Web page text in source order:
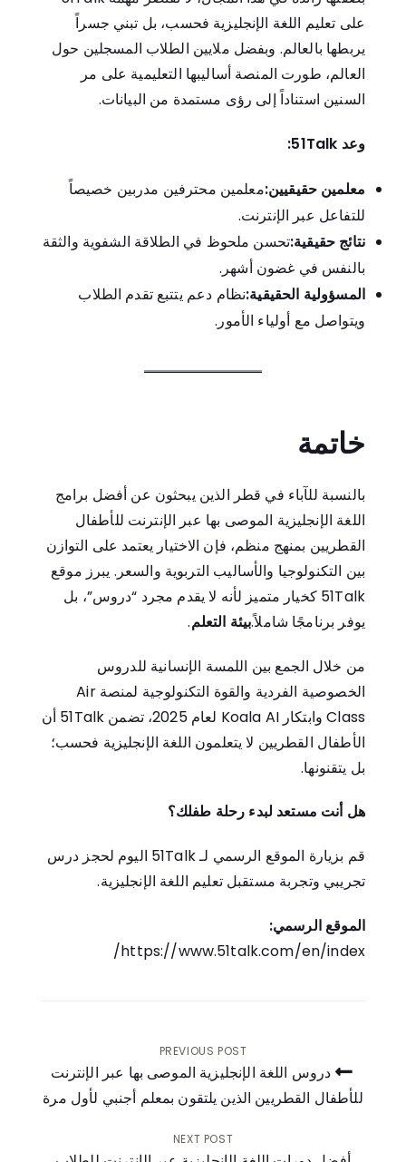
على تعليم اللغة الإنجليزية فحسب، بل تبني جسراً
يربطها بالعالم. وبفضل ملايين الطلاب المسجلين حول
العالم، طورت المنصة أساليبها التعليمية على مر
السنين استناداً إلى رؤى مستمدة من البيانات.
وعد 51Talk:
معلمين حقيقيين:معلمين محترفين مدربين خصيصاً
للتفاعل عبر الإنترنت.
نتائج حقيقية:تحسن ملحوظ في الطلاقة الشفوية والثقة
بالنفس في غضون أشهر.
المسؤولية الحقيقية:نظام دعم يتتبع تقدم الطلاب
ويتواصل مع أولياء الأمور.
خاتمة
بالنسبة للآباء في قطر الذين يبحثون عن أفضل برامج
اللغة الإنجليزية الموصى بها عبر الإنترنت للأطفال
القطريين بمنهج منظم، فإن الاختيار يعتمد على التوازن
بين التكنولوجيا والأساليب التربوية والسعر. يبرز موقع
51Talk كخيار متميز لأنه لا يقدم مجرد “دروس”، بل
يوفر برنامجًا شاملاً.بيئة التعلم.
من خلال الجمع بين اللمسة الإنسانية للدروس
الخصوصية الفردية والقوة التكنولوجية لمنصة Air
Class وابتكار Koala AI لعام 2025، تضمن 51Talk أن
الأطفال القطريين لا يتعلمون اللغة الإنجليزية فحسب؛
بل يتقنونها.
هل أنت مستعد لبدء رحلة طفلك؟
قم بزيارة الموقع الرسمي لـ 51Talk اليوم لحجز درس
تجريبي وتجربة مستقبل تعليم اللغة الإنجليزية.
الموقع الرسمي:
https://www.51talk.com/en/index/
تصفّح
المقالات
PREVIOUS POST
دروس اللغة الإنجليزية الموصى بها عبر الإنترنت
للأطفال القطريين الذين يلتقون بمعلم أجنبي لأول مرة
NEXT POST